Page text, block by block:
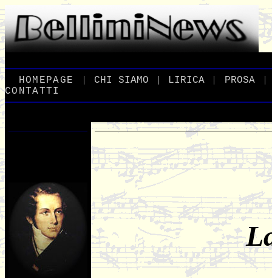
HOMEPAGE | CHI _SIAMO | LIRICA | PROSA_ |
CONTATTI